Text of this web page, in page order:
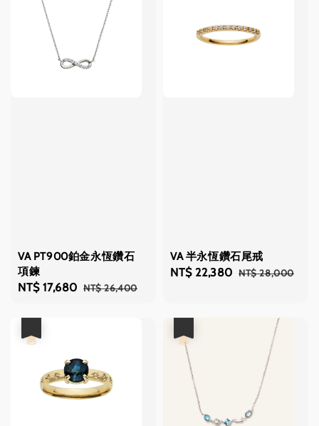
VA PT900鉑金永恆鑽石
項鍊
Sale
NT$ 17,680 Regular
NT$ 26,400
VA 半永恆鑽石尾戒
Sale
NT$ 22,380 Regular
NT$ 28,000